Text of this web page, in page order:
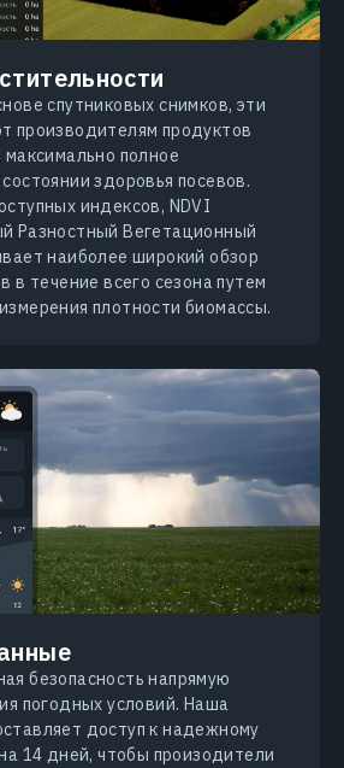
спутниковых снимков, эти
производителям продуктов
максимально полное
здоровья посевов.
индексов, NDVI
Разностный Вегетационный
наиболее широкий обзор
в течение всего сезона путем
плотности биомассы.
безопасность напрямую
погодных условий. Наша
доступ к надежному
14 дней, чтобы произодители